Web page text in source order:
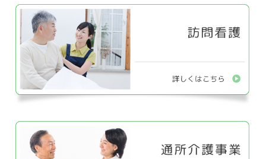
女性専用フィットネス
採用情報
お問合せ